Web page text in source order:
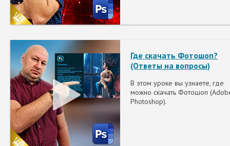
Где скачать Фотошоп?
(Ответы на вопросы)
В этом уроке вы узнаете, где
можно скачать Фотошоп
Photoshop).